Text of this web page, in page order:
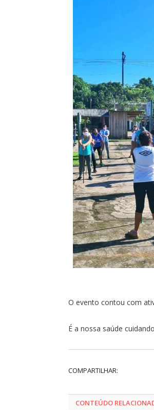
O evento contou com
É a nossa saúde
COMPARTILHAR:
CONTEÚDO